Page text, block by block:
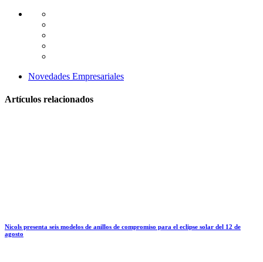
Novedades Empresariales
Artículos relacionados
Nicols presenta seis modelos de anillos de compromiso para el eclipse solar del 12 de
agosto